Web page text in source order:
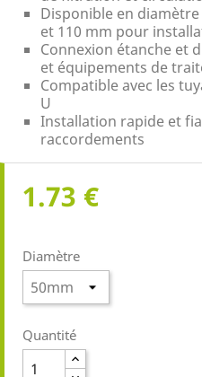
Disponible en
et 110 mm pour
Connexion étanche et
et équipements de
Compatible avec les
U
Installation rapide et
raccordements
1.73 €
Diamètre
Quantité